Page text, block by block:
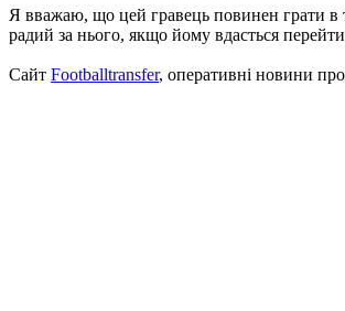
Я вважаю, що цей гравець повинен грати в
радий за нього, якщо йому вдасться
Сайт Footballtransfer, оперативні новини